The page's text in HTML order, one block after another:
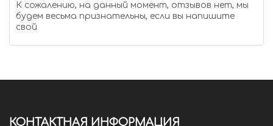
К сожалению, на данный момент, отзывов нет, мы
будем весьма признательны, если вы напишите
свой
КОНТАКТНАЯ ИНФОРМАЦИЯ